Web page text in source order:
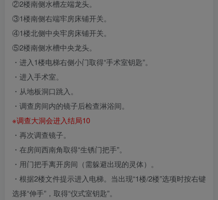
②2楼南侧水槽左端龙头。
③1楼南侧右端牢房床铺开关。
④1楼北侧中央牢房床铺开关。
⑤2楼南侧水槽中央龙头。
・进入1楼电梯右侧小门取得“手术室钥匙”。
・进入手术室。
・从地板洞口跳入。
・调查房间内的镜子后检查淋浴间。
※调查大洞会进入结局10
・再次调查镜子。
・在房间西南角取得“生锈门把手”。
・用门把手离开房间（需躲避出现的灵体）。
・根据2楼文件提示进入电梯。当出现“1楼/2楼”选项时按右键
选择“伸手”，取得“仪式室钥匙”。